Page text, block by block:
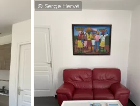
© Serge Hervé